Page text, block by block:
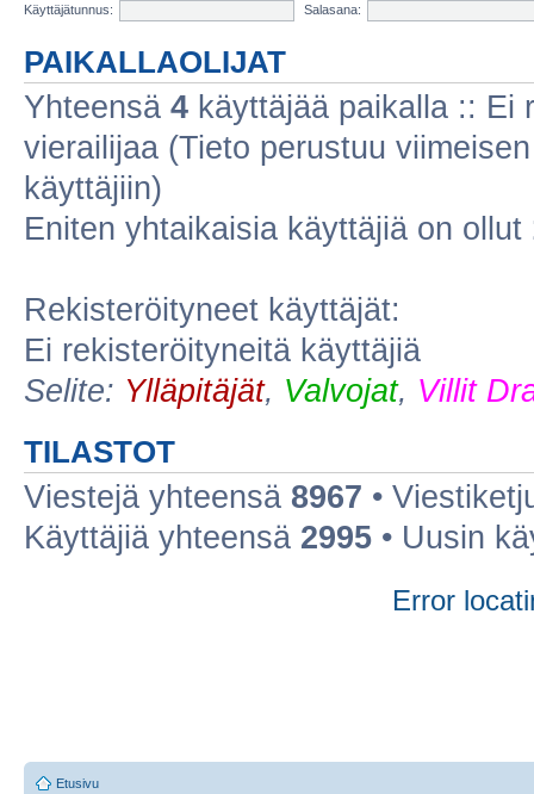
Käyttäjätunnus:
Salasana:
PAIKALLAOLIJAT
Yhteensä 4 käyttäjää paikalla :: Ei
vierailijaa (Tieto perustuu
käyttäjiin)
Eniten yhtaikaisia käyttäjiä on ollut
Rekisteröityneet käyttäjät:
Ei rekisteröityneitä käyttäjiä
Selite: Ylläpitäjät, Valvojat, Villit
TILASTOT
Viestejä yhteensä 8967 •
Käyttäjiä yhteensä 2995 • Uusin
Error
Etusivu